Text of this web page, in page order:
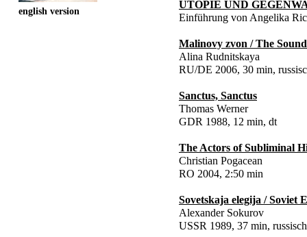
english version
UTOPIE UND
Einführung von Angelika
Malinovy zvon / The
Alina Rudnitskaya
RU/DE 2006, 30 min,
Sanctus, Sanctus
Thomas Werner
GDR 1988, 12 min, dt
The Actors of Subliminal
Christian Pogacean
RO 2004, 2:50 min
Sovetskaja elegija / Soviet
Alexander Sokurov
USSR 1989, 37 min,